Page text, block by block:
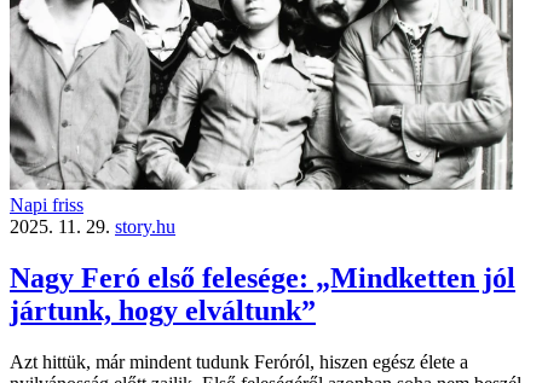
Napi friss
2025. 11. 29. story.hu
Nagy Feró első felesége: „Mindketten jól
jártunk, hogy elváltunk”
Azt hittük, már mindent tudunk Feróról, hiszen egész élete a